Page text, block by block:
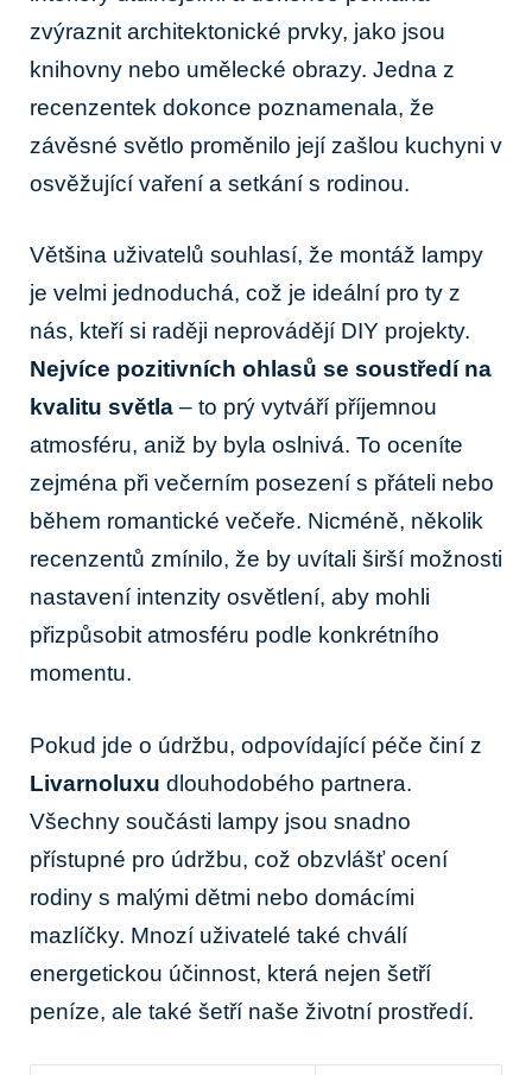
zvýraznit architektonické prvky, jako jsou
knihovny⁢ nebo ‌umělecké obrazy.‌ Jedna z
recenzentek dokonce poznamenala, že​
závěsné světlo proměnilo její ⁢zašlou kuchyni ​v
osvěžující vaření a setkání s ⁤rodinou.
Většina uživatelů souhlasí, že montáž lampy ​
je ‌velmi jednoduchá, což je ‍ideální pro ty z
nás, ‌kteří si raději neprovádějí DIY projekty.⁤
Nejvíce pozitivních ​ohlasů se soustředí⁣ na
kvalitu světla – to prý vytváří příjemnou
atmosféru, aniž by ​byla ⁣oslnivá. To oceníte
zejména při večerním posezení s přáteli nebo ​
během romantické večeře. Nicméně, několik
recenzentů⁣ zmínilo, že by uvítali​ širší ⁢možnosti
nastavení intenzity osvětlení,‌ aby‌ mohli
přizpůsobit atmosféru podle konkrétního
momentu.
Pokud jde o⁢ údržbu,⁣ odpovídající péče činí z⁣
Livarnoluxu dlouhodobého partnera.
Všechny součásti‌ lampy jsou snadno
přístupné ‍pro údržbu,⁢ což obzvlášť‍ ocení
rodiny s malými dětmi nebo domácími
mazlíčky. Mnozí uživatelé také ⁣chválí
energetickou ‌účinnost, ⁢která ⁤nejen šetří
peníze, ale​ také šetří naše životní ‌prostředí.